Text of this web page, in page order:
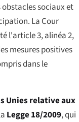
sociaux et
La Cour
l'article 3, alinéa 2,
mesures positives
dans le
Unies relative aux
Legge 18/2009, qui